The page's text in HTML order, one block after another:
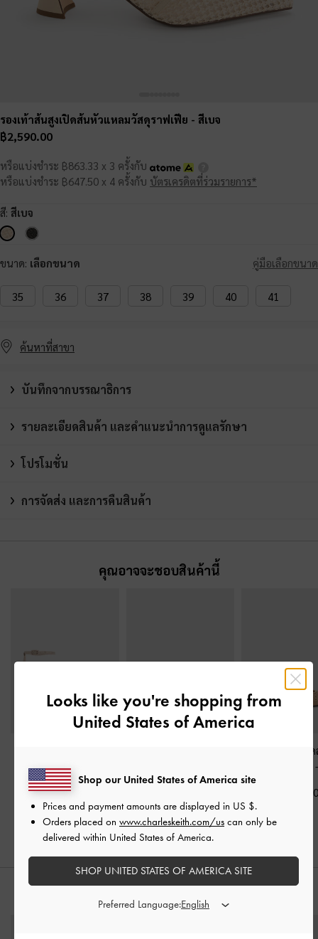
รองเท้าส้นสูงเปิดส้นหัวแหลมวัสดุราฟเฟีย - สีเบจ
฿2,590.00
หรือแบ่งชำระ ฿863.33 x 3 ครั้งกับ
หรือแบ่งชำระ ฿647.50 x 4 ครั้งกับ บัตรเครดิตที่ร่วมรายการ*
สี: สีเบจ
ขนาด: เลือกขนาด คู่มือเลือกขนาด
35 36 37 38 39 40 41
ค้นหาที่สาขา
บันทึกจากบรรณาธิการ
รายละเอียดสินค้า และคำแนะนำการดูแลรักษา
โปรโมชั่น
การจัดส่ง และการคืนสินค้า
คุณอาจจะชอบสินค้านี้
รัดข้อเท้ารุ่น Fianna
เบจ
฿2,590.00
Fianna-สีเบจ
฿1,790.00
รองเท้าส้นสูงเ
แท้ดีเทลลายฉลุ
฿3,590.00
สไตล์ลุคด้วย
Looks like you're shopping from
United States of America
Shop our United States of America site
Prices and payment amounts are displayed in US $.
Orders placed on www.charleskeith.com/us can only be
delivered within United States of America.
SHOP UNITED STATES OF AMERICA SITE
Preferred Language: